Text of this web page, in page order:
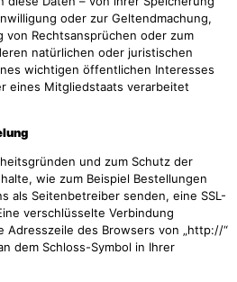
oder zur Geltendmachung,
Rechtsansprüchen oder zum
natürlichen oder juristischen
wichtigen öffentlichen Interesses
eines Mitgliedstaats verarbeitet
und zum Schutz der
wie zum Beispiel Bestellungen
als Seitenbetreiber senden, eine SSL-
verschlüsselte Verbindung
Adresszeile des Browsers von „http://“
dem Schloss-Symbol in Ihrer